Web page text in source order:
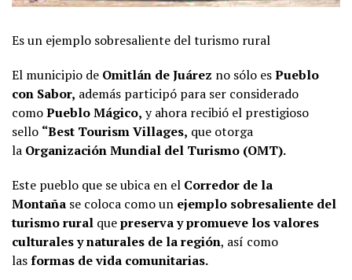
Es un ejemplo sobresaliente del turismo rural
El municipio de Omitlán de Juárez no sólo esPueblo
con Sabor, además participó para ser considerado
comoPueblo Mágico, y ahora recibió el prestigioso
sello “Best Tourism Villages, que otorga
la Organización Mundial del Turismo (OMT).
Este pueblo que se ubica en el Corredor de la
Montaña se coloca como un ejemplo sobresaliente del
turismo rural quepreserva y promueve los valores
culturales y naturales de la región, así como
lasformas de vida comunitarias.